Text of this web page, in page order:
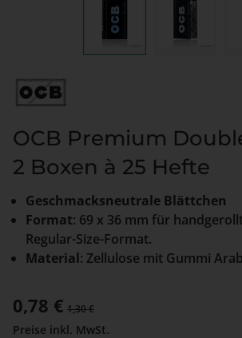
OCB Premium
2 Boxen à 25 Hefte
Geschmacksneutrale Blättchen
Format: 69 x 36 mm für
Regular-Size-Format.
Material: Zellulose mit Gummi
Verkaufspreis:
0,78 € Regulärer Preis:
1,30 €
Preise inkl. MwSt.